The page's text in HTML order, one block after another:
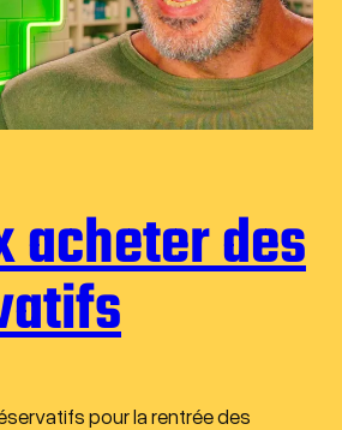
acheter des
pour la rentrée des